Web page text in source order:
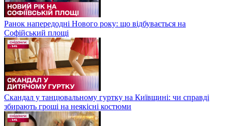
Ранок напередодні Нового року: що відбувається на
Софійський площі
Скандал у танцювальному гуртку на Київщині: чи справді
збирають гроші на неякісні костюми